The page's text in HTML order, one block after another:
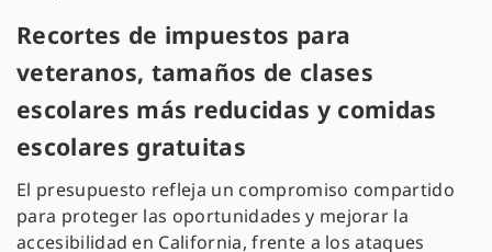
Recortes de impuestos para
veteranos, tamaños de clases
escolares más reducidas y comidas
escolares gratuitas
El presupuesto refleja un compromiso compartido
para proteger las oportunidades y mejorar la
accesibilidad en California, frente a los ataques